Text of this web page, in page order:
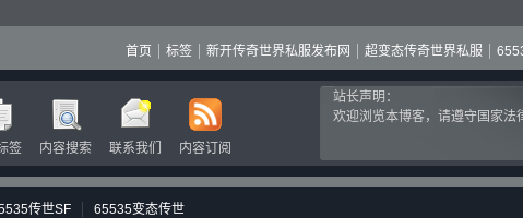
首页 标签 新开传奇世界私服发布网 超变态传奇世界私服
签 内容搜索 联系我们 内容订阅
站长声明：
欢迎浏览本博客，请遵守国家法
传世SF 65535变态传世